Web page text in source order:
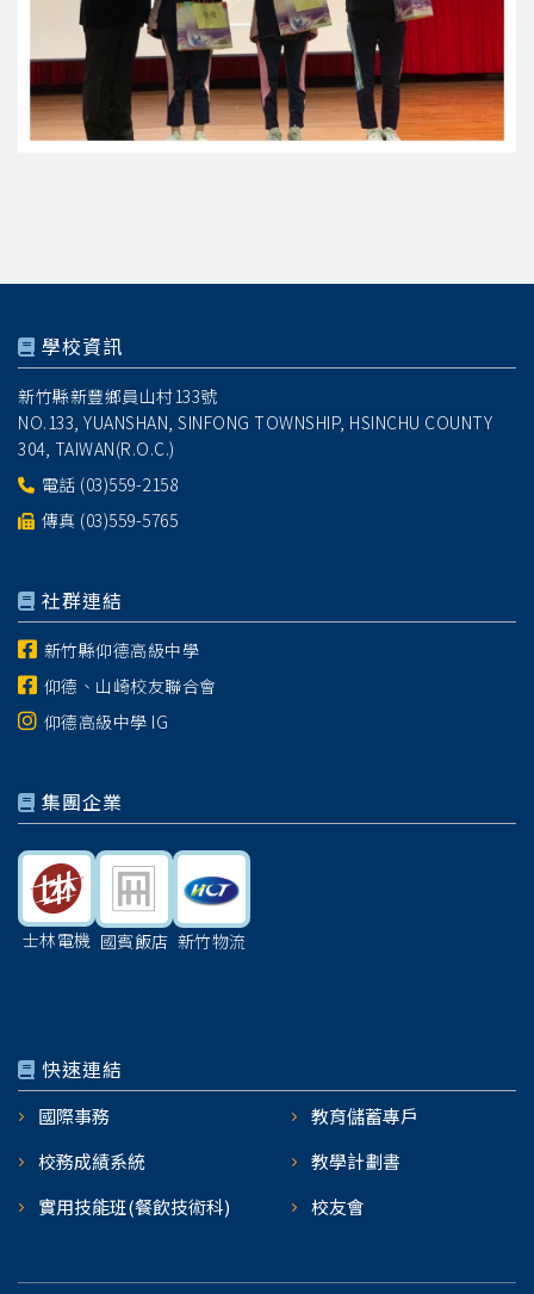
學校資訊
新竹縣新豐鄉員山村133號
NO.133, YUANSHAN, SINFONG TOWNSHIP, HSINCHU COUNTY
304, TAIWAN(R.O.C.)
電話 (03)559-2158
傳真 (03)559-5765
社群連結
新竹縣仰德高級中學
仰德、山崎校友聯合會
仰德高級中學 IG
集團企業
士林電機 國賓飯店 新竹物流
快速連結
國際事務
教育儲蓄專戶
校務成績系統
教學計劃書
實用技能班(餐飲技術科)
校友會